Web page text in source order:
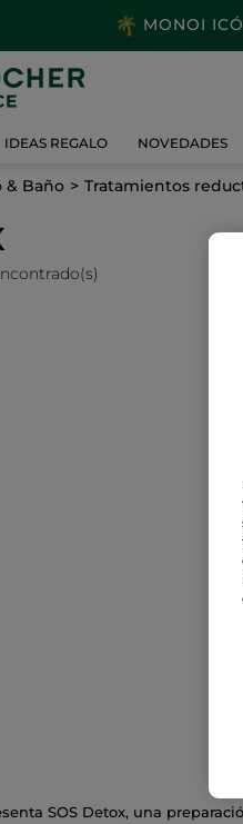
MONOI
IDEAS REGALO NOVEDADES
& Baño Tratamientos
SOS Detox, una